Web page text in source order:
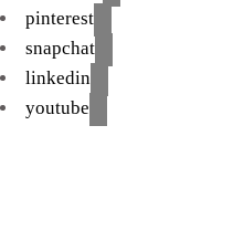
pinterest
snapchat
linkedin
youtube